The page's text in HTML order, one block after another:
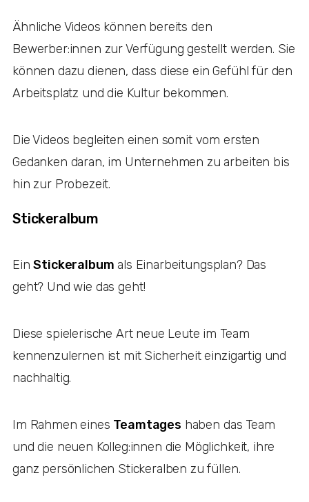
Ähnliche Videos können bereits den
Bewerber:innen zur Verfügung gestellt werden. Sie
können dazu dienen, dass diese ein Gefühl für den
Arbeitsplatz und die Kultur bekommen.
Die Videos begleiten einen somit vom ersten
Gedanken daran, im Unternehmen zu arbeiten bis
hin zur Probezeit.
Stickeralbum
EinStickeralbum als Einarbeitungsplan? Das
geht? Und wie das geht!
Diese spielerische Art neue Leute im Team
kennenzulernen ist mit Sicherheit einzigartig und
nachhaltig.
Im Rahmen eines Teamtages haben das Team
und die neuen Kolleg:innen die Möglichkeit, ihre
ganz persönlichen Stickeralben zu füllen.